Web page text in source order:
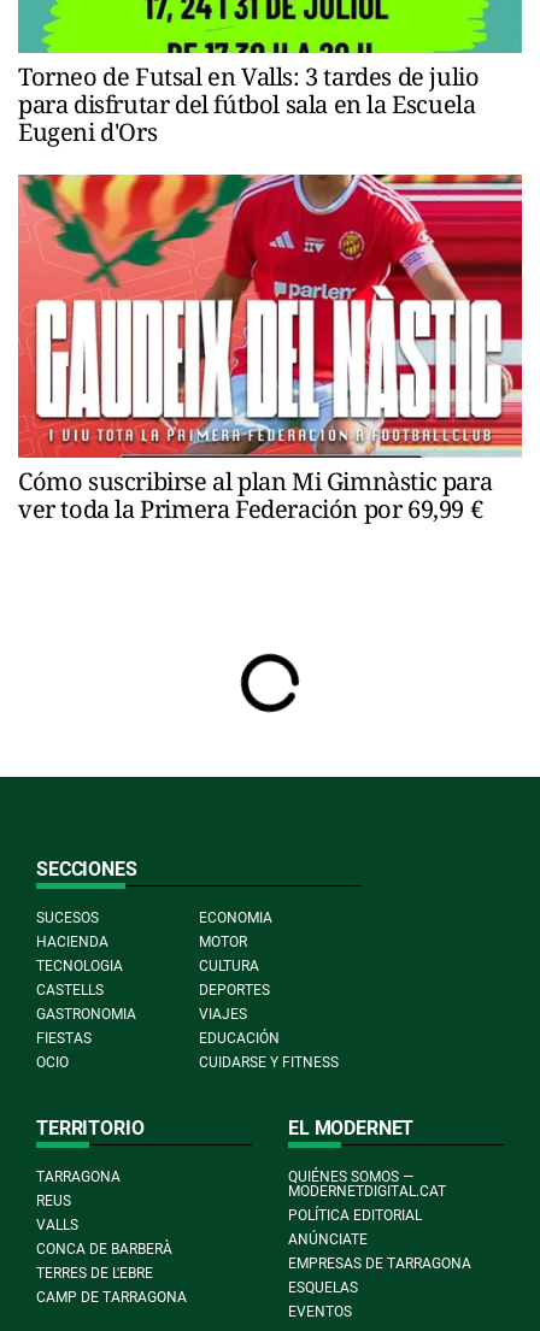
Torneo de Futsal en Valls: 3 tardes de julio
para disfrutar del fútbol sala en la Escuela
Eugeni d'Ors
Cómo suscribirse al plan Mi Gimnàstic para
ver toda la Primera Federación por 69,99 €
SECCIONES
SUCESOS
ECONOMIA
HACIENDA
MOTOR
TECNOLOGIA
CULTURA
CASTELLS
DEPORTES
GASTRONOMIA
VIAJES
FIESTAS
EDUCACIÓN
OCIO
CUIDARSE Y FITNESS
TERRITORIO
TARRAGONA
REUS
VALLS
CONCA DE BARBERÀ
TERRES DE L'EBRE
CAMP DE TARRAGONA
EL MODERNET
QUIÉNES SOMOS —
MODERNETDIGITAL.CAT
POLÍTICA EDITORIAL
ANÚNCIATE
EMPRESAS DE TARRAGONA
ESQUELAS
EVENTOS